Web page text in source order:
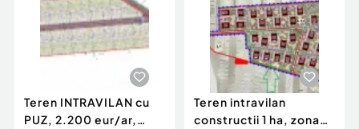
Teren INTRAVILAN cu
PUZ, 2.200 eur/ar,
Teren intravilan
constructii 1 ha, zona